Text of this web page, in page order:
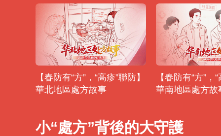
【春防有“方”，“高疹”聯防】
華北地區處方故事
【春防有“方”，
華南地區處方故
小“處方”背後的大守護